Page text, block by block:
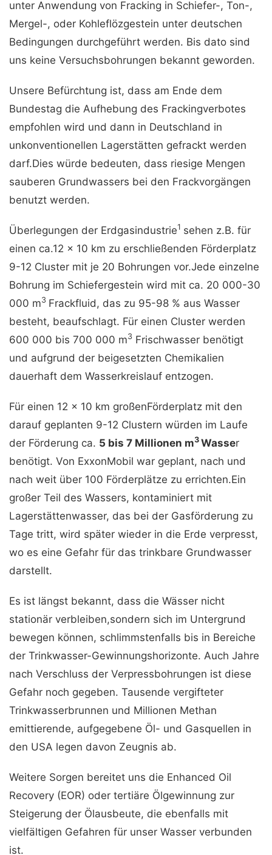
unter Anwendung von Fracking in Schiefer-, Ton-,
Mergel-, oder Kohleflözgestein unter deutschen
Bedingungen durchgeführt werden. Bis dato sind
uns keine Versuchsbohrungen bekannt geworden.
Unsere Befürchtung ist, dass am Ende dem
Bundestag die Aufhebung des Frackingverbotes
empfohlen wird und dann in Deutschland in
unkonventionellen Lagerstätten gefrackt werden
darf.Dies würde bedeuten, dass riesige Mengen
sauberen Grundwassers bei den Frackvorgängen
benutzt werden.
Überlegungen der Erdgasindustrie1 sehen z.B. für
einen ca.12 x 10 km zu erschließenden Förderplatz
9-12 Cluster mit je 20 Bohrungen vor.Jede einzelne
Bohrung im Schiefergestein wird mit ca. 20 000-30
000 m3 Frackfluid, das zu 95-98 % aus Wasser
besteht, beaufschlagt. Für einen Cluster werden
600 000 bis 700 000 m3 Frischwasser benötigt
und aufgrund der beigesetzten Chemikalien
dauerhaft dem Wasserkreislauf entzogen.
Für einen 12 x 10 km großenFörderplatz mit den
darauf geplanten 9-12 Clustern würden im Laufe
der Förderung ca. 5 bis 7 Millionen m3 Wasser
benötigt. Von ExxonMobil war geplant, nach und
nach weit über 100 Förderplätze zu errichten.Ein
großer Teil des Wassers, kontaminiert mit
Lagerstättenwasser, das bei der Gasförderung zu
Tage tritt, wird später wieder in die Erde verpresst,
wo es eine Gefahr für das trinkbare Grundwasser
darstellt.
Es ist längst bekannt, dass die Wässer nicht
stationär verbleiben,sondern sich im Untergrund
bewegen können, schlimmstenfalls bis in Bereiche
der Trinkwasser-Gewinnungshorizonte. Auch Jahre
nach Verschluss der Verpressbohrungen ist diese
Gefahr noch gegeben. Tausende vergifteter
Trinkwasserbrunnen und Millionen Methan
emittierende, aufgegebene Öl- und Gasquellen in
den USA legen davon Zeugnis ab.
Weitere Sorgen bereitet uns die Enhanced Oil
Recovery (EOR) oder tertiäre Ölgewinnung zur
Steigerung der Ölausbeute, die ebenfalls mit
vielfältigen Gefahren für unser Wasser verbunden
ist.